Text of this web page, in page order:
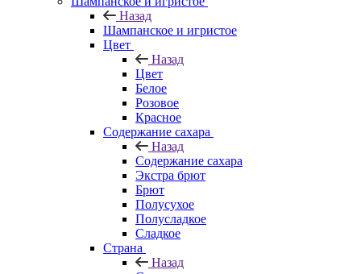
Назад
Шампанское и игристое
Цвет
Назад
Цвет
Белое
Розовое
Красное
Содержание сахара
Назад
Содержание сахара
Экстра брют
Брют
Полусухое
Полусладкое
Сладкое
Страна
Назад